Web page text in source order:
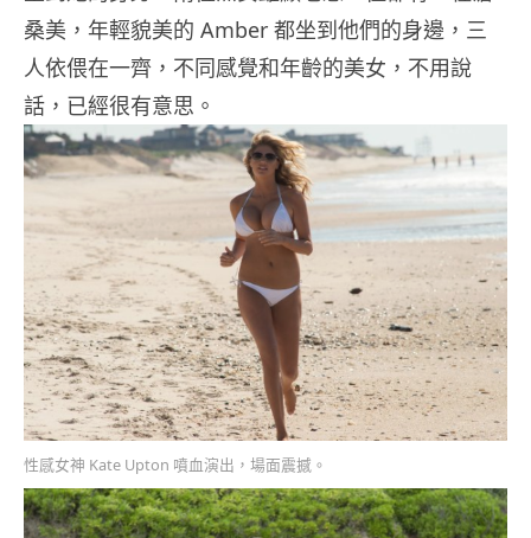
桑美，年輕貌美的 Amber 都坐到他們的身邊，三
人依偎在一齊，不同感覺和年齡的美女，不用說
話，已經很有意思。
性感女神 Kate Upton 噴血演出，場面震撼。